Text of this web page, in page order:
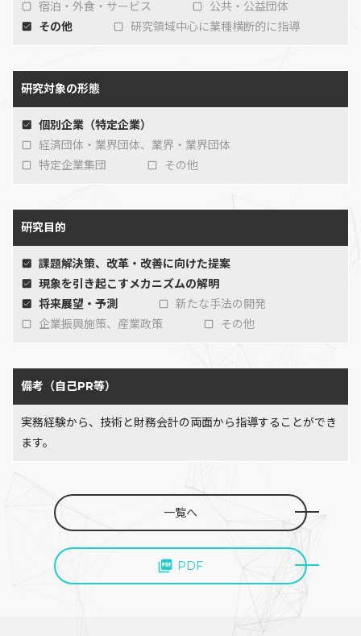
宿泊・外食・サービス
公共・公益団体
その他
研究領域中心に業種横断的に指導
研究対象の形態
個別企業（特定企業）
経済団体・業界団体、業界・業界団体
特定企業集団
その他
研究目的
課題解決策、改革・改善に向けた提案
現象を引き起こすメカニズムの解明
将来展望・予測
新たな手法の開発
企業振興施策、産業政策
その他
備考（自己PR等）
実務経験から、技術と財務会計の両面から指導することができ
ます。
一覧へ
PDF